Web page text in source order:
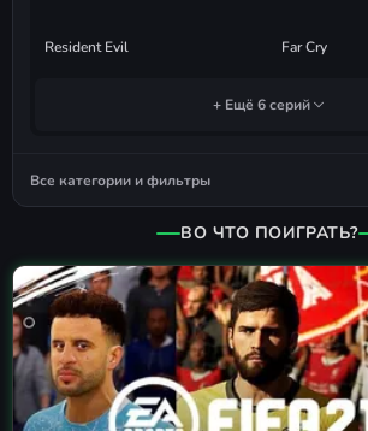
Resident Evil Far Cry
+ Ещё 6 серий
Все категории и фильтры
ВО ЧТО ПОИГРАТЬ?